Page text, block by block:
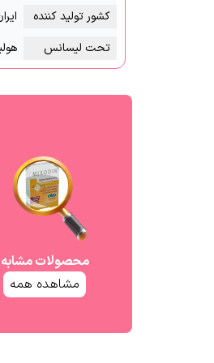
کشور تولید کننده
تحت لیسانس
محصولات مشابه
مشاهده همه